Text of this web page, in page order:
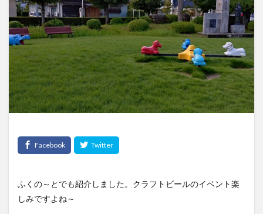
ふくの～とでも紹介しました。クラフトビールのイベント楽
しみですよね～